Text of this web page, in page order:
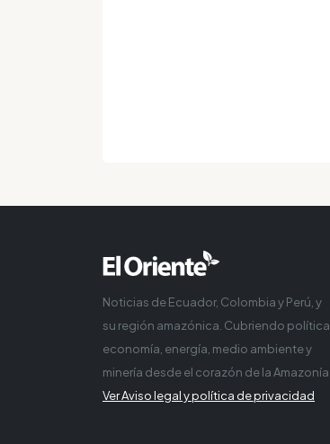
Noticias de Ecuador, Colombia y Perú, y
su región amazónica. Cubriendo política,
economía, energía, medio ambiente y
minería desde el corazón de la Amazonía
Ver Aviso legal y política de privacidad